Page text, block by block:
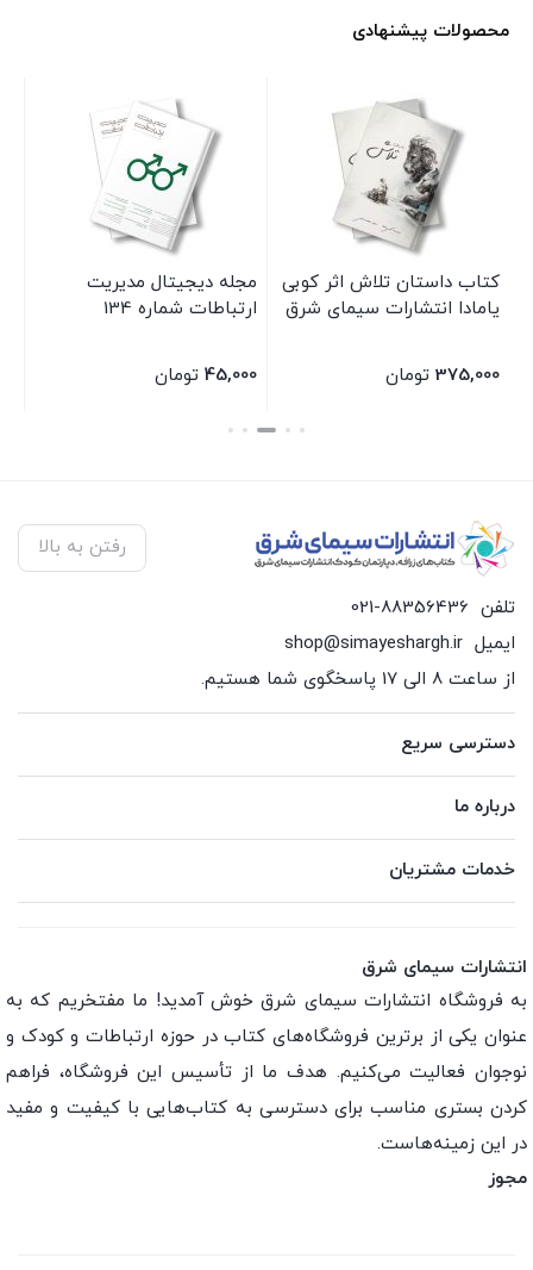
محصولات پیشنهادی
کتاب داستان تلاش اثر کوبی
یامادا انتشارات سیمای شرق
375,000 تومان
مجله دیجیتال مدیریت
ارتباطات شماره 134
45,000 تومان
بستن
رفتن به بالا
تلفن 021-88356436
ایمیل shop@simayeshargh.ir
از ساعت 8 الی 17 پاسخگوی شما هستیم.
دسترسی سریع
درباره ما
خدمات مشتریان
انتشارات سیمای شرق
به فروشگاه انتشارات سیمای شرق خوش آمدید! ما مفتخریم که به
عنوان یکی از برترین فروشگاه‌های کتاب در حوزه ارتباطات و کودک و
نوجوان فعالیت می‌کنیم. هدف ما از تأسیس این فروشگاه، فراهم
کردن بستری مناسب برای دسترسی به کتاب‌هایی با کیفیت و مفید
در این زمینه‌هاست.
مجوز